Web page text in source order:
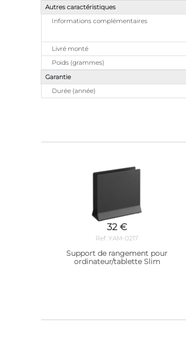
Autres caractéristiques
Informations complémentaires
Livré monté
Poids (grammes)
Garantie
Durée (année)
32 €
Ref. YAM-0217
Support de rangement pour
ordinateur/tablette Slim